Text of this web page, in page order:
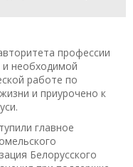
профессии
и необходимой
работе по
и приурочено к
главное
Белорусского